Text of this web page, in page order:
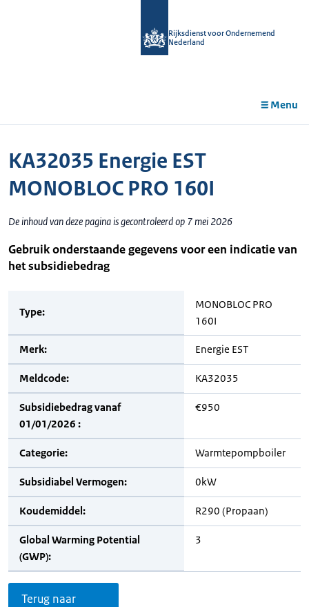
Rijksdienst voor Ondernemend
Nederland
Menu
KA32035 Energie EST
MONOBLOC PRO 160I
De inhoud van deze pagina is gecontroleerd op 7 mei 2026
Gebruik onderstaande gegevens voor een indicatie van
het subsidiebedrag
Type:
MONOBLOC PRO
160I
Merk: Energie EST
Meldcode: KA32035
Subsidiebedrag vanaf
01/01/2026 :
€950
Categorie: Warmtepompboiler
Subsidiabel Vermogen: 0kW
Koudemiddel: R290 (Propaan)
Global Warming Potential
(GWP):
3
Terug naar